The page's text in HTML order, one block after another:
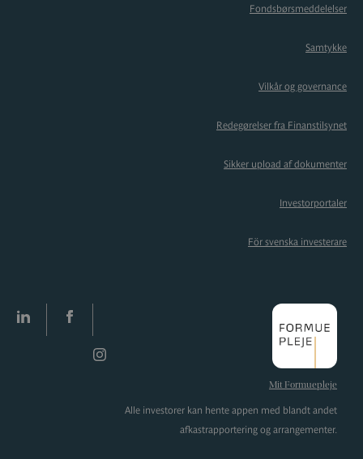
Fondsbørsmeddelelser
Samtykke
Vilkår og governance
Redegørelser fra Finanstilsynet
Sikker upload af dokumenter
Investorportaler
För svenska investerare
Mit Formuepleje
Alle investorer kan hente appen med blandt andet
afkastrapportering og arrangementer.